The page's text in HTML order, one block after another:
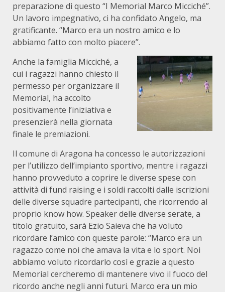
preparazione di questo “I Memorial Marco Micciché”.
Un lavoro impegnativo, ci ha confidato Angelo, ma
gratificante. “Marco era un nostro amico e lo
abbiamo fatto con molto piacere”.
Anche la famiglia Micciché, a
cui i ragazzi hanno chiesto il
permesso per organizzare il
Memorial, ha accolto
positivamente l’iniziativa e
presenzierà nella giornata
finale le premiazioni.
Il comune di Aragona ha concesso le autorizzazioni
per l’utilizzo dell’impianto sportivo, mentre i ragazzi
hanno provveduto a coprire le diverse spese con
attività di fund raising e i soldi raccolti dalle iscrizioni
delle diverse squadre partecipanti, che ricorrendo al
proprio know how. Speaker delle diverse serate, a
titolo gratuito, sarà Ezio Saieva che ha voluto
ricordare l’amico con queste parole: “Marco era un
ragazzo come noi che amava la vita e lo sport. Noi
abbiamo voluto ricordarlo così e grazie a questo
Memorial cercheremo di mantenere vivo il fuoco del
ricordo anche negli anni futuri. Marco era un mio